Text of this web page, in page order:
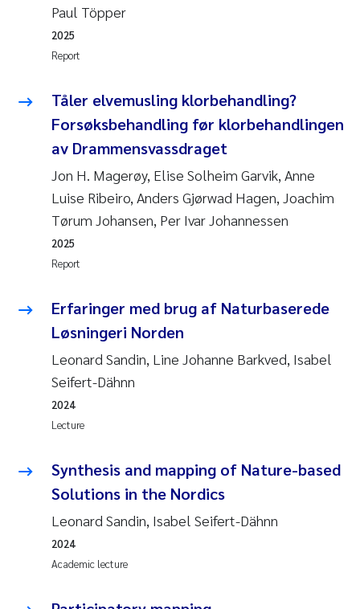
Thorjørn Larssen
Pål Molander
Merete Schøyen
Elisabeth Støhle Rødland
Elisabeth Lie
Aina Charlotte Wennberg
Camilla With Fagerli
Adam David Lillicrap
Ashenafi Seifu Gragne
Asle Økelsrud
Jan-Erik Thrane
Ana Catarina Almeida
Liv Bente Skancke
André Staalstrøm
Paul Töpper
Report
2025
Tåler elvemusling klorbehandling?
Forsøksbehandling før klorbehandlingen
av Drammensvassdraget
Jon H. Magerøy, Elise Solheim Garvik, Anne
Luise Ribeiro, Anders Gjørwad Hagen, Joachim
Tørum Johansen, Per Ivar Johannessen
Report
2025
Erfaringer med brug af Naturbaserede
Løsningeri Norden
Leonard Sandin, Line Johanne Barkved, Isabel
Seifert-Dähnn
Lecture
2024
Synthesis and mapping of Nature-based
Solutions in the Nordics
Leonard Sandin, Isabel Seifert-Dähnn
Academic lecture
2024